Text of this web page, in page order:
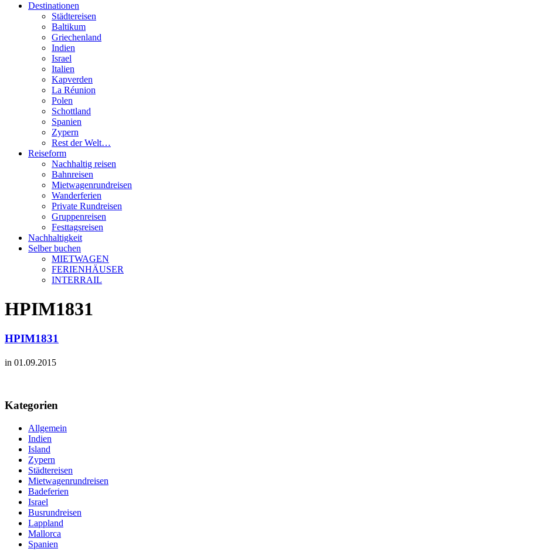
Destinationen
Städtereisen
Baltikum
Griechenland
Indien
Israel
Italien
Kapverden
La Réunion
Polen
Schottland
Spanien
Zypern
Rest der Welt…
Reiseform
Nachhaltig reisen
Bahnreisen
Mietwagenrundreisen
Wanderferien
Private Rundreisen
Gruppenreisen
Festtagsreisen
Nachhaltigkeit
Selber buchen
MIETWAGEN
FERIENHÄUSER
INTERRAIL
HPIM1831
HPIM1831
in 01.09.2015
Kategorien
Allgemein
Indien
Island
Zypern
Städtereisen
Mietwagenrundreisen
Badeferien
Israel
Busrundreisen
Lappland
Mallorca
Spanien